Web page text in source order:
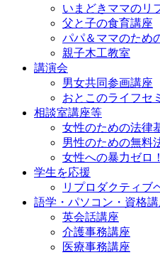
いまどきママのリ
父と子の食育講座
パパ＆ママのため
親子木工教室
講演会
男女共同参画講座
おとこのライフセ
相談室講座等
女性のための法律
男性のための無料
女性への暴力ゼロ
学生を応援
リプロダクティブ
語学・パソコン・資格講
英会話講座
介護事務講座
医療事務講座